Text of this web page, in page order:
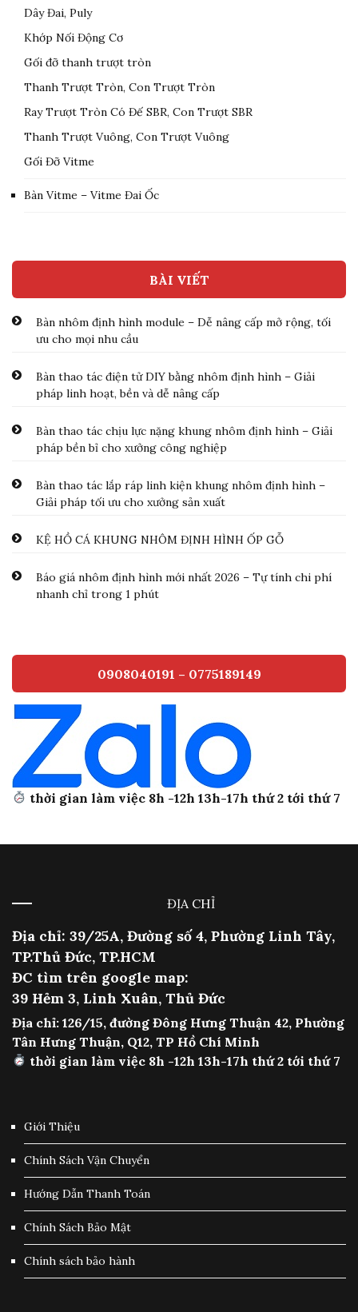
Dây Đai, Puly
Khớp Nối Động Cơ
Gối đỡ thanh trượt tròn
Thanh Trượt Tròn, Con Trượt Tròn
Ray Trượt Tròn Có Đế SBR, Con Trượt SBR
Thanh Trượt Vuông, Con Trượt Vuông
Gối Đỡ Vitme
Bàn Vitme – Vitme Đai Ốc
BÀI VIẾT
Bàn nhôm định hình module – Dễ nâng cấp mở rộng, tối
ưu cho mọi nhu cầu
Bàn thao tác điện tử DIY bằng nhôm định hình – Giải
pháp linh hoạt, bền và dễ nâng cấp
Bàn thao tác chịu lực nặng khung nhôm định hình – Giải
pháp bền bỉ cho xưởng công nghiệp
Bàn thao tác lắp ráp linh kiện khung nhôm định hình –
Giải pháp tối ưu cho xưởng sản xuất
KỆ HỒ CÁ KHUNG NHÔM ĐỊNH HÌNH ỐP GỖ
Báo giá nhôm định hình mới nhất 2026 – Tự tính chi phí
nhanh chỉ trong 1 phút
0908040191 – 0775189149
thời gian làm việc 8h -12h 13h-17h thứ 2 tới thứ 7
ĐỊA CHỈ
Địa chỉ: 39/25A, Đường số 4, Phường Linh Tây,
TP.Thủ Đức, TP.HCM
ĐC tìm trên google map:
39 Hẻm 3, Linh Xuân, Thủ Đức
Địa chỉ: 126/15, đường Đông Hưng Thuận 42, Phường
Tân Hưng Thuận, Q12, TP Hồ Chí Minh
thời gian làm việc 8h -12h 13h-17h thứ 2 tới thứ 7
Giới Thiệu
Chính Sách Vận Chuyển
Hướng Dẫn Thanh Toán
Chính Sách Bảo Mật
Chính sách bảo hành